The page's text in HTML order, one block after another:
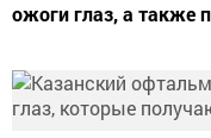
ожоги глаз, а также